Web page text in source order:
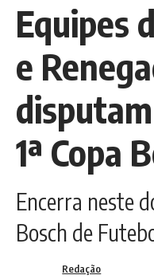
Equipes
e
1ª Copa
Encerra neste
Bosch de
Redação